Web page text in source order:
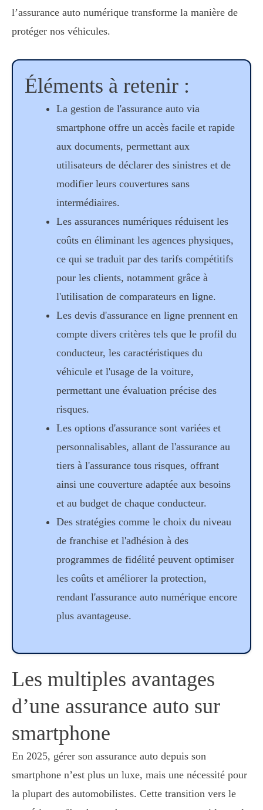
l’assurance auto numérique transforme la manière de
protéger nos véhicules.
Éléments à retenir :
La gestion de l'assurance auto via
smartphone offre un accès facile et rapide
aux documents, permettant aux
utilisateurs de déclarer des sinistres et de
modifier leurs couvertures sans
intermédiaires.
Les assurances numériques réduisent les
coûts en éliminant les agences physiques,
ce qui se traduit par des tarifs compétitifs
pour les clients, notamment grâce à
l'utilisation de comparateurs en ligne.
Les devis d'assurance en ligne prennent en
compte divers critères tels que le profil du
conducteur, les caractéristiques du
véhicule et l'usage de la voiture,
permettant une évaluation précise des
risques.
Les options d'assurance sont variées et
personnalisables, allant de l'assurance au
tiers à l'assurance tous risques, offrant
ainsi une couverture adaptée aux besoins
et au budget de chaque conducteur.
Des stratégies comme le choix du niveau
de franchise et l'adhésion à des
programmes de fidélité peuvent optimiser
les coûts et améliorer la protection,
rendant l'assurance auto numérique encore
plus avantageuse.
Les multiples avantages
d’une assurance auto sur
smartphone
En 2025, gérer son assurance auto depuis son
smartphone n’est plus un luxe, mais une nécessité pour
la plupart des automobilistes. Cette transition vers le